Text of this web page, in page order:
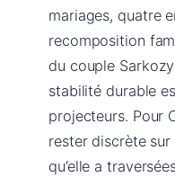
mariages, quatre
recomposition
du couple
stabilité durable
projecteurs. Pour
rester discrète
qu’elle a